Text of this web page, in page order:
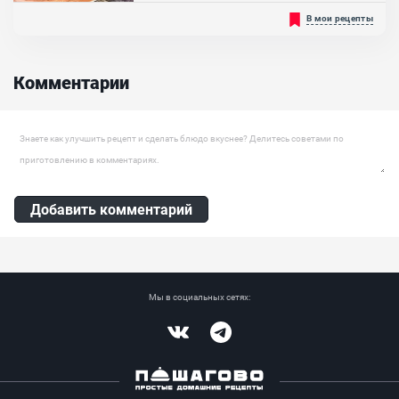
Хотите что-нибудь приготовить вкусное и сладкое на Масленицу?
Предлагаем вам попробовать приготовить вкуснейший блинный
сборке торта смазывайте каждый блин кремом. Вообще...
Какао, Масло сливочное, Молоко сгущеное, Масло растительное
В мои рецепты
Комментарии
Оставить комментарий
Добавить комментарий
Мы в социальных сетях: